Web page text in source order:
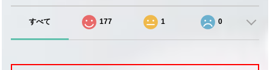
すべて 177 1 0